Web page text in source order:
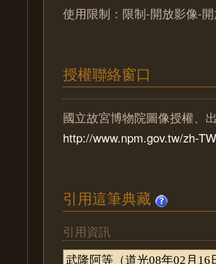
使用限制：限制-開放影像-
授權聯絡窗口
國立故宮博物院圖像授權、
http://www.npm.gov.tw/zh-
引用這筆典藏
引用資訊